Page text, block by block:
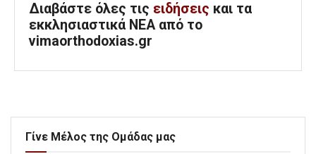
Διαβάστε όλες τις ειδήσεις και τα
εκκλησιαστικά ΝΕΑ από το
vimaorthodoxias.gr
Γίνε Μέλος της Ομάδας μας